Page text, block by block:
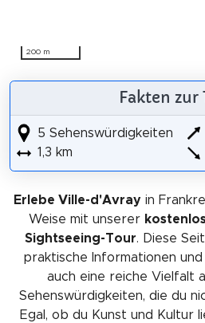
200 m
Fakten zur
5 Sehenswürdigkeiten
1,3 km
Erlebe Ville-d'Avray in
Weise mit unserer
Sightseeing-Tour. Diese
praktische Informationen
auch eine reiche Vielfalt
Sehenswürdigkeiten, die du
Egal, ob du Kunst und Kultur